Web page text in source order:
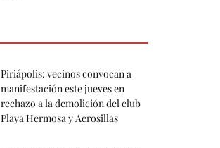
Piriápolis: vecinos convocan a
manifestación este jueves en
rechazo a la demolición del club
Playa Hermosa y Aerosillas